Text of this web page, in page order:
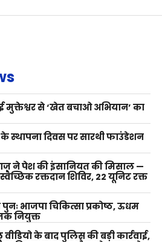
से ‘खेत बचाओ अभियान’ का
के स्थापना दिवस पर सारथी फाउंडेशन
ने पेश की इंसानियत की मिसाल —
रक्तदान शिविर, 22 यूनिट रक्त
भाजपा चिकित्सा प्रकोष्ठ, ऊधम
नियुक्त
के बाद पुलिस की बड़ी कार्रवाई,